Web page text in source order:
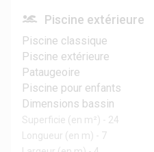
Piscine extérieure
Piscine classique
Piscine extérieure
Pataugeoire
Piscine pour enfants
Dimensions bassin
Superficie (en m²) - 24
Longueur (en m) - 7